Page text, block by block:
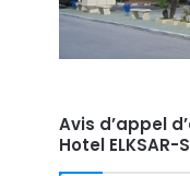
Avis d’appel
Hotel ELKSAR-